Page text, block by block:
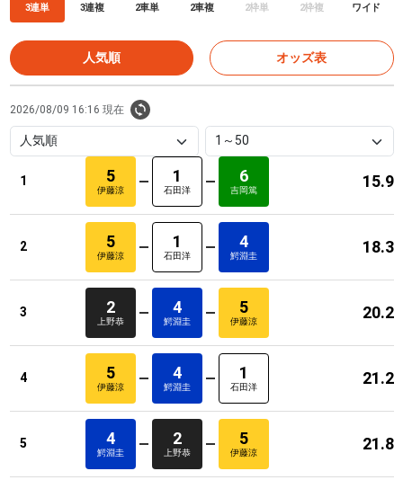
3連単 3連複 2車単 2車複 2枠単 2枠複 ワイド
人気順 オッズ表
2026/08/09 16:16 現在
1 5
伊藤涼
1
石田洋
6
吉岡篤 15.9
2 5
伊藤涼
1
石田洋
4
鰐淵圭 18.3
3 2
上野恭
4
鰐淵圭
5
伊藤涼 20.2
4 5
伊藤涼
4
鰐淵圭
1
石田洋 21.2
5 4
鰐淵圭
2
上野恭
5
伊藤涼 21.8